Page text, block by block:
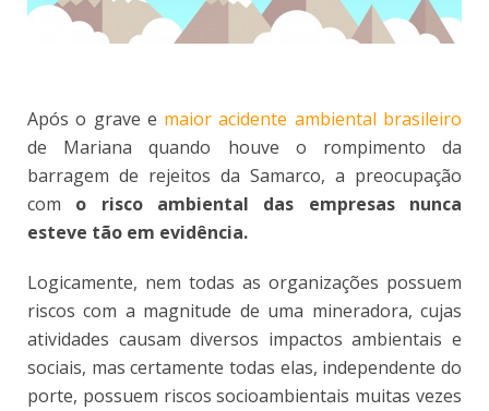
Após o grave e maior acidente ambiental brasileiro
de Mariana quando houve o rompimento da
barragem de rejeitos da Samarco, a preocupação
com o risco ambiental das empresas nunca
esteve tão em evidência.
Logicamente, nem todas as organizações possuem
riscos com a magnitude de uma mineradora, cujas
atividades causam diversos impactos ambientais e
sociais, mas certamente todas elas, independente do
porte, possuem riscos socioambientais muitas vezes